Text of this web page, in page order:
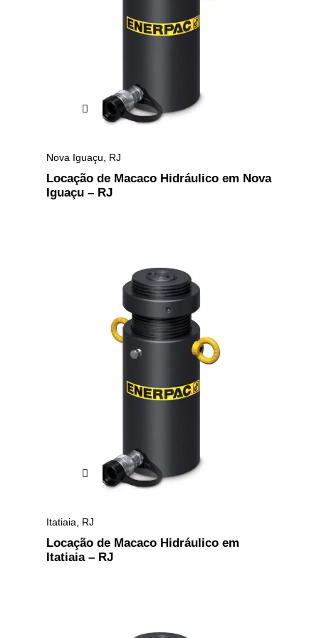
Nova Iguaçu RJ
Locação de Macaco Hidráulico em Nova
Iguaçu – RJ
Itatiaia RJ
Locação de Macaco Hidráulico em
Itatiaia – RJ